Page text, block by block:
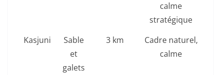
calme
stratégique
Kasjuni
Sable
et
galets
3 km
Cadre naturel,
calme